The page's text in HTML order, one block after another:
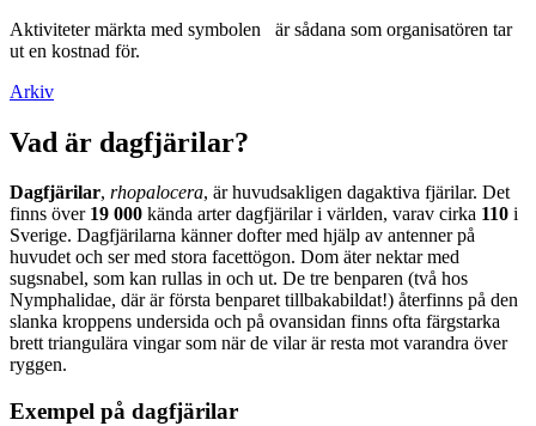
Aktiviteter märkta med symbolen
är sådana som organisatören tar
ut en kostnad för.
Arkiv
Vad är dagfjärilar?
Dagfjärilar, rhopalocera, är huvudsakligen dagaktiva fjärilar. Det
finns över 19 000 kända arter dagfjärilar i världen, varav cirka 110 i
Sverige. Dagfjärilarna känner dofter med hjälp av antenner på
huvudet och ser med stora facettögon. Dom äter nektar med
sugsnabel, som kan rullas in och ut. De tre benparen (två hos
Nymphalidae, där är första benparet tillbakabildat!) återfinns på den
slanka kroppens undersida och på ovansidan finns ofta färgstarka
brett triangulära vingar som när de vilar är resta mot varandra över
ryggen.
Exempel på dagfjärilar